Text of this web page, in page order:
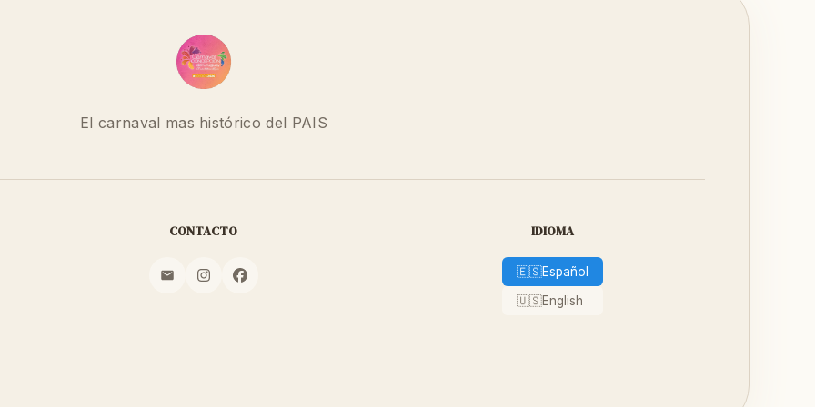
El carnaval mas histórico del PAIS
CONTACTO IDIOMA
🇪🇸Español
🇺🇸English